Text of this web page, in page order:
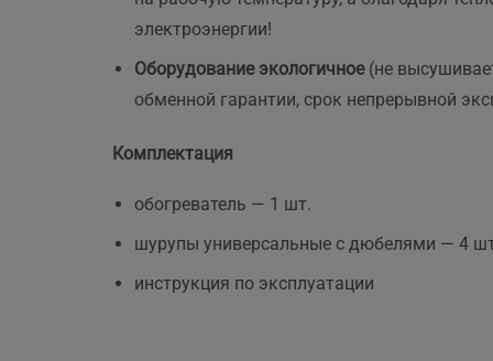
электроэнергии!
Оборудование экологичное (не
обменной гарантии, срок непрерывной
Комплектация
обогреватель — 1 шт.
шурупы универсальные с дюбелями — 4
инструкция по эксплуатации